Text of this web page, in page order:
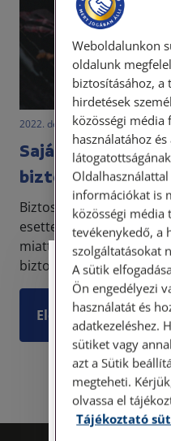
2022. december 17. •
Saját magunknak
biztosító
Biztosan a kedves
esettel, amikor valaki
miatt okozott kárt saját
biztosítók is kihátrálnak,
Elolvasom
Személyes
Tisztelt Ügyfeleink!
Személyes
történő előzetes
szerdai napokon
Címünk: 1087
30/A. 8. emelet.
útmutatónk a
Weboldalunkon
oldalunk
biztosításához, a
hirdetések
közösségi média
használatához
információkat is
közösségi média
tevékenykedő, a
szolgáltatásokat
A sütik
Ön engedélyezi
használatát és
adatkezeléshez.
sütiket vagy
azt a Sütik
megteheti.
olvassa el
Tájékoztató